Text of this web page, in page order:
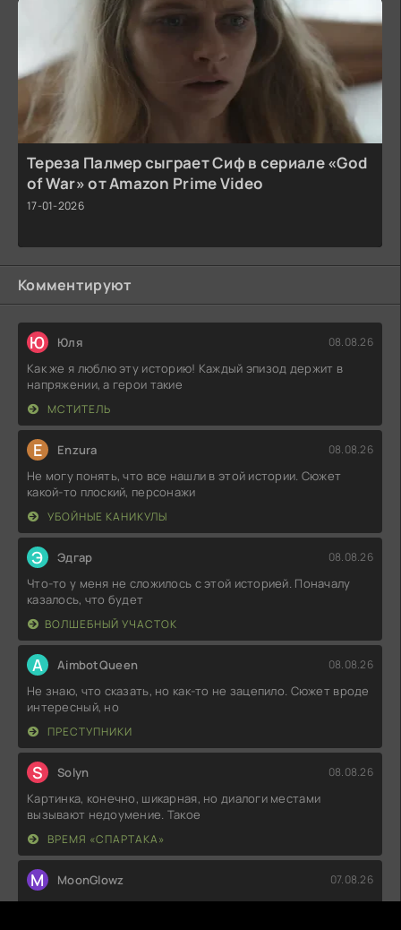
Тереза Палмер сыграет Сиф в сериале «God
of War» от Amazon Prime Video
17-01-2026
Комментируют
Ю Юля 08.08.26
Как же я люблю эту историю! Каждый эпизод держит в
напряжении, а герои такие
МСТИТЕЛЬ
E Enzura 08.08.26
Не могу понять, что все нашли в этой истории. Сюжет
какой-то плоский, персонажи
УБОЙНЫЕ КАНИКУЛЫ
Э Эдгар 08.08.26
Что-то у меня не сложилось с этой историей. Поначалу
казалось, что будет
ВОЛШЕБНЫЙ УЧАСТОК
A AimbotQueen 08.08.26
Не знаю, что сказать, но как-то не зацепило. Сюжет вроде
интересный, но
ПРЕСТУПНИКИ
S Solyn 08.08.26
Картинка, конечно, шикарная, но диалоги местами
вызывают недоумение. Такое
ВРЕМЯ «СПАРТАКА»
M MoonGlowz 07.08.26
Как же классно, что наконец-то выпустили что-то